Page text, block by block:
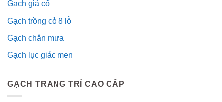
Gạch giả cổ
Gạch trồng cỏ 8 lỗ
Gạch chắn mưa
Gạch lục giác men
GẠCH TRANG TRÍ CAO CẤP